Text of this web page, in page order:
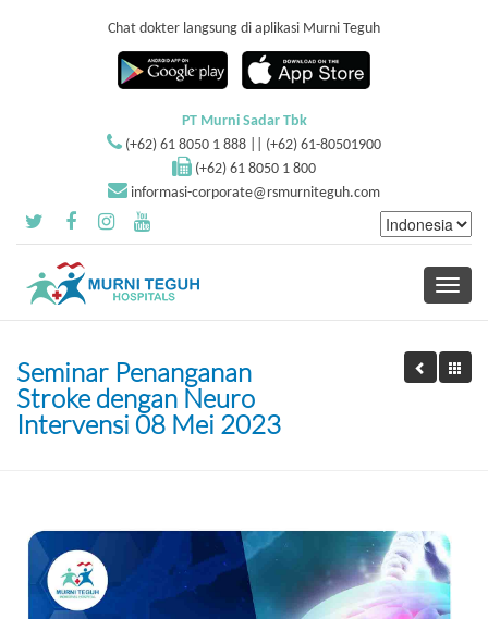
Chat dokter langsung di aplikasi Murni Teguh
PT Murni Sadar Tbk
(+62) 61 8050 1 888 || (+62) 61-80501900
(+62) 61 8050 1 800
informasi-corporate@rsmurniteguh.com
Toggle
Seminar Penanganan
Stroke dengan Neuro
Intervensi 08 Mei 2023